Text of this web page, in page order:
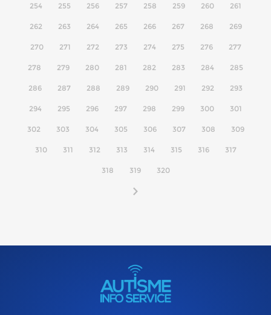
254 255 256 257 258 259 260 261
262 263 264 265 266 267 268 269
270 271 272 273 274 275 276 277
278 279 280 281 282 283 284 285
286 287 288 289 290 291 292 293
294 295 296 297 298 299 300 301
302 303 304 305 306 307 308 309
310 311 312 313 314 315 316 317
318 319 320